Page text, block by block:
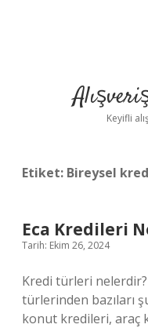
Keyifli
Etiket: Bireysel
Eca Kredileri
Tarih: Ekim 26, 2024
Kredi türleri
türlerinden bazıları
konut kredileri, araç